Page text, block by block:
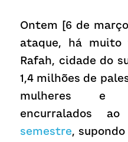
Ontem [6 de
ataque, há muito
Rafah, cidade do
1,4 milhões de
mulheres e
semestre,